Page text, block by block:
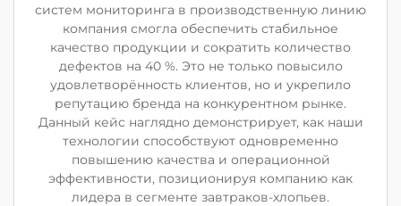
систем мониторинга в производственную линию
компания смогла обеспечить стабильное
качество продукции и сократить количество
дефектов на 40 %. Это не только повысило
удовлетворённость клиентов, но и укрепило
репутацию бренда на конкурентном рынке.
Данный кейс наглядно демонстрирует, как наши
технологии способствуют одновременно
повышению качества и операционной
эффективности, позиционируя компанию как
лидера в сегменте завтраков-хлопьев.